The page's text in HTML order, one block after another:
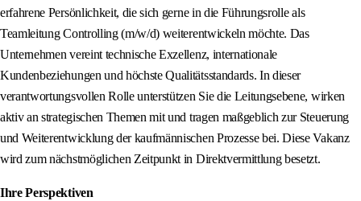
erfahrene Persönlichkeit, die sich gerne in die Führungsrolle als
Teamleitung Controlling (m/w/d) weiterentwickeln möchte. Das
Unternehmen vereint technische Exzellenz, internationale
Kundenbeziehungen und höchste Qualitätsstandards. In dieser
verantwortungsvollen Rolle unterstützen Sie die Leitungsebene, wirken
aktiv an strategischen Themen mit und tragen maßgeblich zur Steuerung
und Weiterentwicklung der kaufmännischen Prozesse bei. Diese Vakanz
wird zum nächstmöglichen Zeitpunkt in Direktvermittlung besetzt.
Ihre Perspektiven